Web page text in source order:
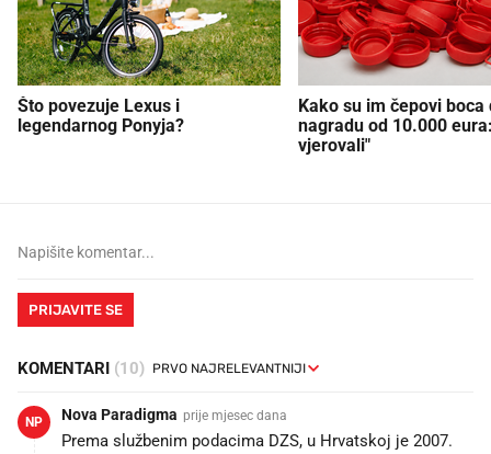
Što povezuje Lexus i
legendarnog Ponyja?
Kako su im čepovi boca
nagradu od 10.000
vjerovali"
PRIJAVITE SE
KOMENTARI (10)
NP Nova Paradigma prije mjesec dana
Prema službenim podacima DZS, u Hrvatskoj je 2007.